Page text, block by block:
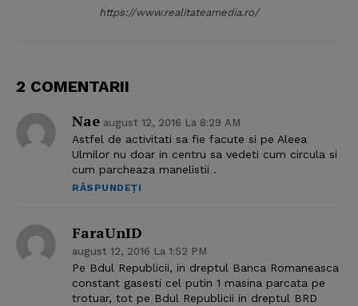
https://www.realitateamedia.ro/
2 COMENTARII
Nae august 12, 2016 La 8:29 AM
Astfel de activitati sa fie facute si pe Aleea
Ulmilor nu doar in centru sa vedeti cum circula si
cum parcheaza manelistii .
RĂSPUNDEȚI
FaraUnID
august 12, 2016 La 1:52 PM
Pe Bdul Republicii, in dreptul Banca Romaneasca
constant gasesti cel putin 1 masina parcata pe
trotuar, tot pe Bdul Republicii in dreptul BRD